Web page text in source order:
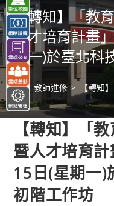
容 【轉知】「教
人才培育計畫
期一)於臺北科
> 教師進修 > 【轉知
【轉知】「
暨人才培育
15日(星期一)
初階工作坊